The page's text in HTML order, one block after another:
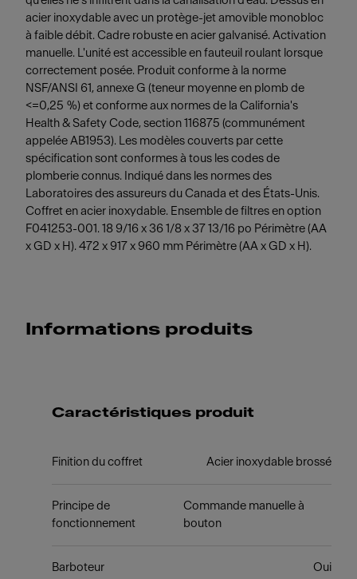
acier inoxydable avec un protège-jet amovible monobloc
à faible débit. Cadre robuste en acier galvanisé. Activation
manuelle. L'unité est accessible en fauteuil roulant lorsque
correctement posée. Produit conforme à la norme
NSF/ANSI 61, annexe G (teneur moyenne en plomb de
<=0,25 %) et conforme aux normes de la California's
Health & Safety Code, section 116875 (communément
appelée AB1953). Les modèles couverts par cette
spécification sont conformes à tous les codes de
plomberie connus. Indiqué dans les normes des
Laboratoires des assureurs du Canada et des États-Unis.
Coffret en acier inoxydable. Ensemble de filtres en option
F041253-001. 18 9/16 x 36 1/8 x 37 13/16 po Périmètre (AA
x GD x H). 472 x 917 x 960 mm Périmètre (AA x GD x H).
Informations produits
Caractéristiques produit
Finition du coffret Acier inoxydable brossé
Principe de
fonctionnement
Commande manuelle à
bouton
Barboteur Oui